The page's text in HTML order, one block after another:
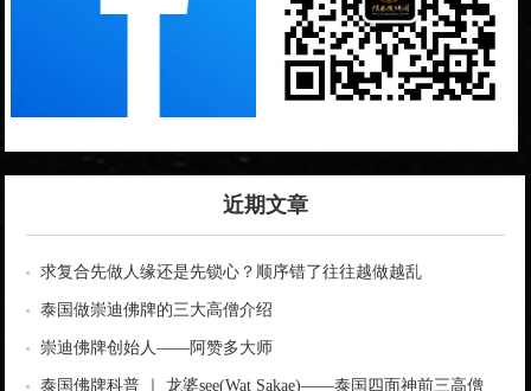
近期文章
求复合先做人缘还是先锁心？顺序错了往往越做越乱
泰国做崇迪佛牌的三大高僧介绍
崇迪佛牌创始人——阿赞多大师
泰国佛牌科普 ｜ 龙婆see(Wat Sakae)——泰国四面神前三高僧